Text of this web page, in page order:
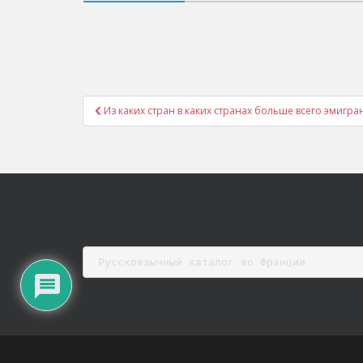
Post
navigation
Из каких стран в каких странах больше всего
Русскоязычный каталог во Франции